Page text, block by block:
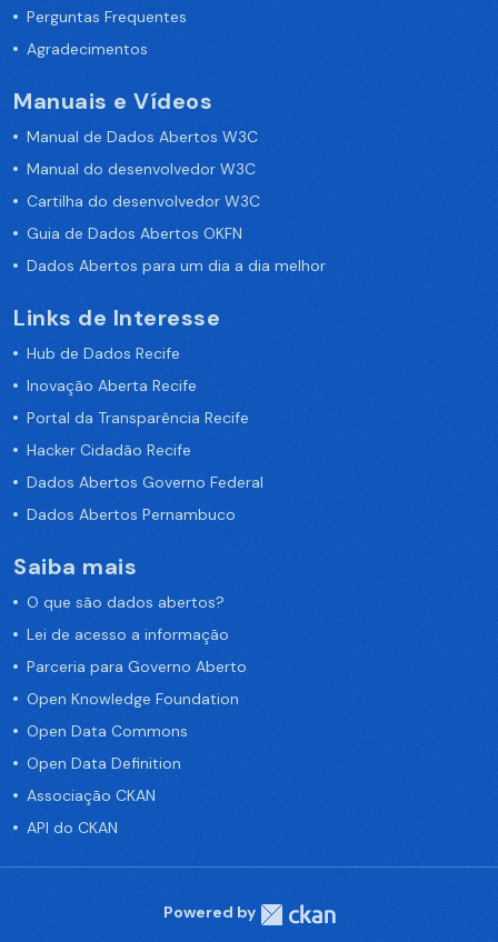
Perguntas Frequentes
Agradecimentos
Manuais e Vídeos
Manual de Dados Abertos W3C
Manual do desenvolvedor W3C
Cartilha do desenvolvedor W3C
Guia de Dados Abertos OKFN
Dados Abertos para um dia a dia melhor
Links de Interesse
Hub de Dados Recife
Inovação Aberta Recife
Portal da Transparência Recife
Hacker Cidadão Recife
Dados Abertos Governo Federal
Dados Abertos Pernambuco
Saiba mais
O que são dados abertos?
Lei de acesso a informação
Parceria para Governo Aberto
Open Knowledge Foundation
Open Data Commons
Open Data Definition
Associação CKAN
API do CKAN
Powered by